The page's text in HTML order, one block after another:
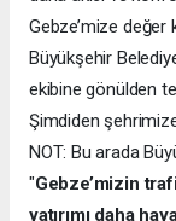
Gebze’mize değer
Büyükşehir
ekibine gönülden
Şimdiden şehrimize
NOT: Bu arada
"Gebze’mizin
yatırımı daha